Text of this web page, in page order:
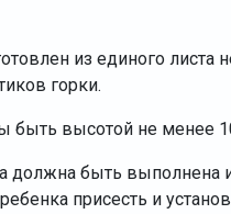
из единого
горки.
быть высотой не менее
должна быть выполнена
присесть и